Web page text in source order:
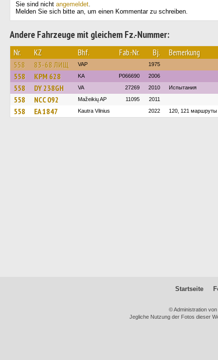
Sie sind nicht angemeldet.
Melden Sie sich bitte an, um einen Kommentar zu schreiben.
Andere Fahrzeuge mit gleichem Fz.-Nummer:
Nr. KZ Bhf. Fab.-Nr. Bj. Bemerkung
558 83-68 ЛИЩ VAP 1975
558 KPM 628 KA P066690 2006
558 DY 238GH VA 27269 2010 Испытания
558 NCC 092 Mažeikių AP 11095 2011
558 EA 1847 Kautra Vilnius 2022 120, 121 маршруты
Startseite
© Administration
Jegliche Nutzung der Fotos dieser